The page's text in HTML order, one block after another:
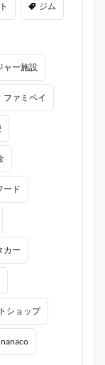
ジム
ャー施設
ファミペイ
ード
カー
ショップ
nanaco